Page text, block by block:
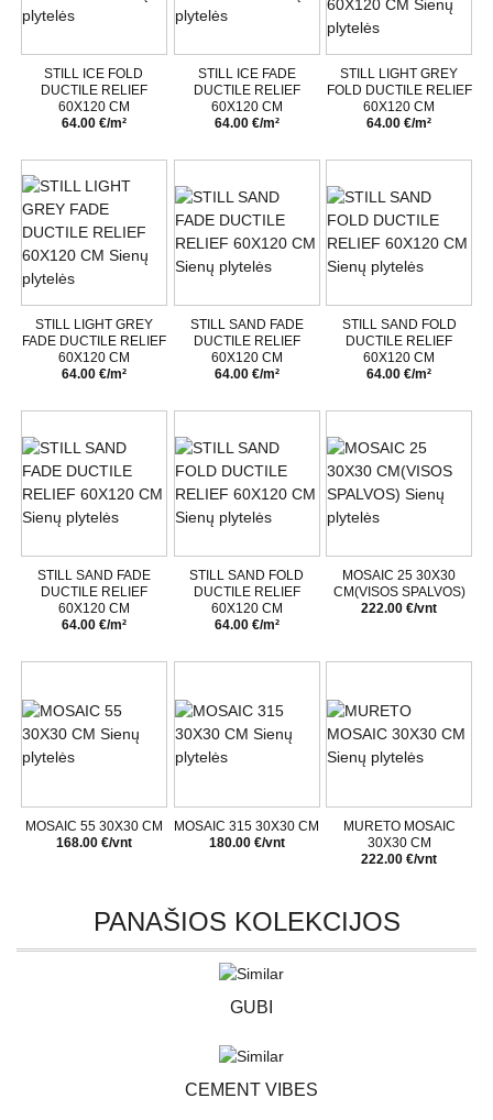
STILL ICE FOLD
DUCTILE RELIEF
60X120 CM
64.00 €/m²
STILL ICE FADE
DUCTILE RELIEF
60X120 CM
64.00 €/m²
STILL LIGHT GREY
FOLD DUCTILE RELIEF
60X120 CM
64.00 €/m²
STILL LIGHT GREY
FADE DUCTILE RELIEF
60X120 CM
64.00 €/m²
STILL SAND FADE
DUCTILE RELIEF
60X120 CM
64.00 €/m²
STILL SAND FOLD
DUCTILE RELIEF
60X120 CM
64.00 €/m²
STILL SAND FADE
DUCTILE RELIEF
60X120 CM
64.00 €/m²
STILL SAND FOLD
DUCTILE RELIEF
60X120 CM
64.00 €/m²
MOSAIC 25 30X30
CM(VISOS SPALVOS)
222.00 €/vnt
MOSAIC 55 30X30 CM
168.00 €/vnt
MOSAIC 315 30X30 CM
180.00 €/vnt
MURETO MOSAIC
30X30 CM
222.00 €/vnt
PANAŠIOS KOLEKCIJOS
GUBI
CEMENT VIBES